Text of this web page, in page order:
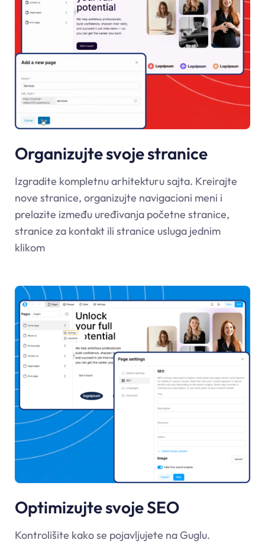
Organizujte svoje stranice
Izgradite kompletnu arhitekturu sajta. Kreirajte
nove stranice, organizujte navigacioni meni i
prelazite između uređivanja početne stranice,
stranice za kontakt ili stranice usluga jednim
klikom
Optimizujte svoje SEO
Kontrolišite kako se pojavljujete na Guglu.